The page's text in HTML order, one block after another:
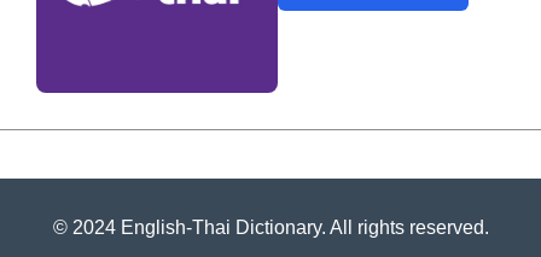
© 2024 English-Thai Dictionary. All rights reserved.